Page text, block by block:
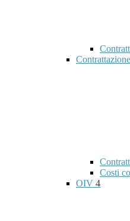
Costi
OIV 4